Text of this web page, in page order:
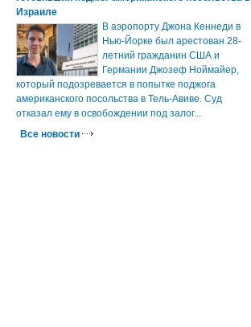
Израиле
В аэропорту Джона Кеннеди в
Нью-Йорке был арестован 28-
летний гражданин США и
Германии Джозеф Ноймайер,
который подозревается в попытке поджога
американского посольства в Тель-Авиве. Суд
отказал ему в освобождении под залог...
Все новости